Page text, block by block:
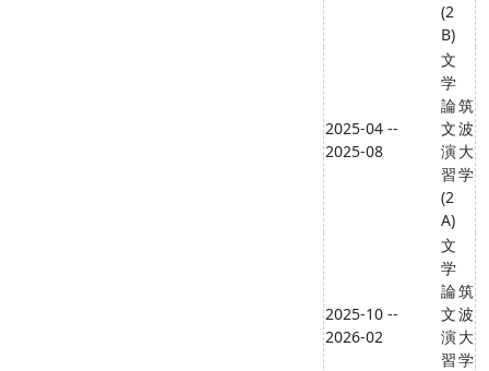
(2
B)
2025-04 --
2025-08
文
学
論
文
演
習
(2
A)
筑
波
大
学
2025-10 --
2026-02
文
学
論
文
演
習
筑
波
大
学